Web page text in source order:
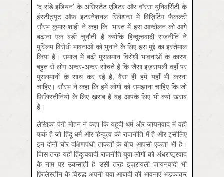
‘द संडे इंडियन’ के असिस्टेंट एडिटर और वॉरसा युनिवर्सिटी के
इंस्टीट्यूट ऑफ़ इंटरनेशनल रिलेशन्‍स में विज़ि‍टिंग फैकल्टी
सौरभ कुमार शाही ने कहा कि भारत में इस आन्दोलन को आगे
बढ़ाना एक बड़ी चुनौती है क्योंकि हिन्दुत्ववादी राजनीति ने
मुस्लिम विरोधी भावनाओं को भुनाने के लिए इस मुद्दे का इस्‍तेमाल
किया है। समाज में बढ़ी मुसलमान विरोधी भावनाओं के कारण
बहुत से लोग अन्‍दर-अन्‍दर सोचते हैं कि जैसा इज़रायली वहाँ पर
मुसलमानों के साथ कर रहे हैं, वैसा ही हमें यहाँ भी करना
चाहिए। सौरभ ने क‍हा कि हमें लोगों को समझाना चाहिए कि जो
फ़ि‍लिस्तीनियों के लिए ख़राब है वह आपके लिए भी क्यों ख़राब
है।
लेखिका पेगी मोहन ने कहा कि यहूदी धर्म और ज़ायनवाद में वही
फर्क है जो हिंदू धर्म और हिन्दुत्व की राजनीति में है और इसीलिए
इन दोनों घोर दक्षिणपंथी ताकतों के बीच आपसी एकता भी है।
जिस तरह यहाँ हिंदुत्ववादी राजनीति युवा लोगों को अंधराष्ट्रवाद
के नाम पर उकसाती है उसी तरह इज़रायली ज़ायनवादी भी
फ़ि‍लिस्‍तीन के विरुद्ध अपनी युवा आबादी की भावनाएं भड़काकर